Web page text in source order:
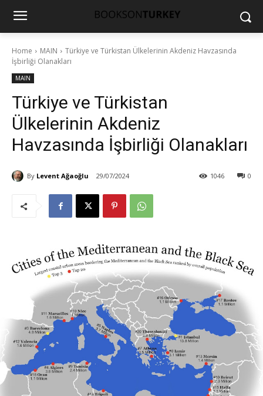
Home MAIN
Türkiye ve Türkistan Ülkelerinin Akdeniz Havzasında
İşbirliği Olanakları
MAIN
Türkiye ve Türkistan
Ülkelerinin Akdeniz
Havzasında İşbirliği Olanakları
By Levent Ağaoğlu 29/07/2024 0
1046